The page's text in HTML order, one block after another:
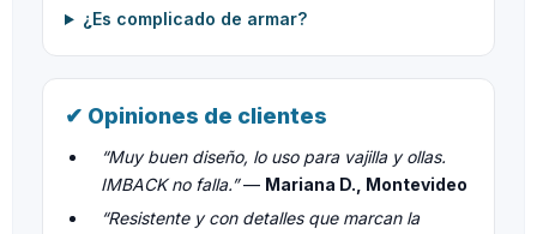
¿Es complicado de armar?
✔ Opiniones de clientes
“Muy buen diseño, lo uso para vajilla y ollas.
IMBACK no falla.”— Mariana D., Montevideo
“Resistente y con detalles que marcan la